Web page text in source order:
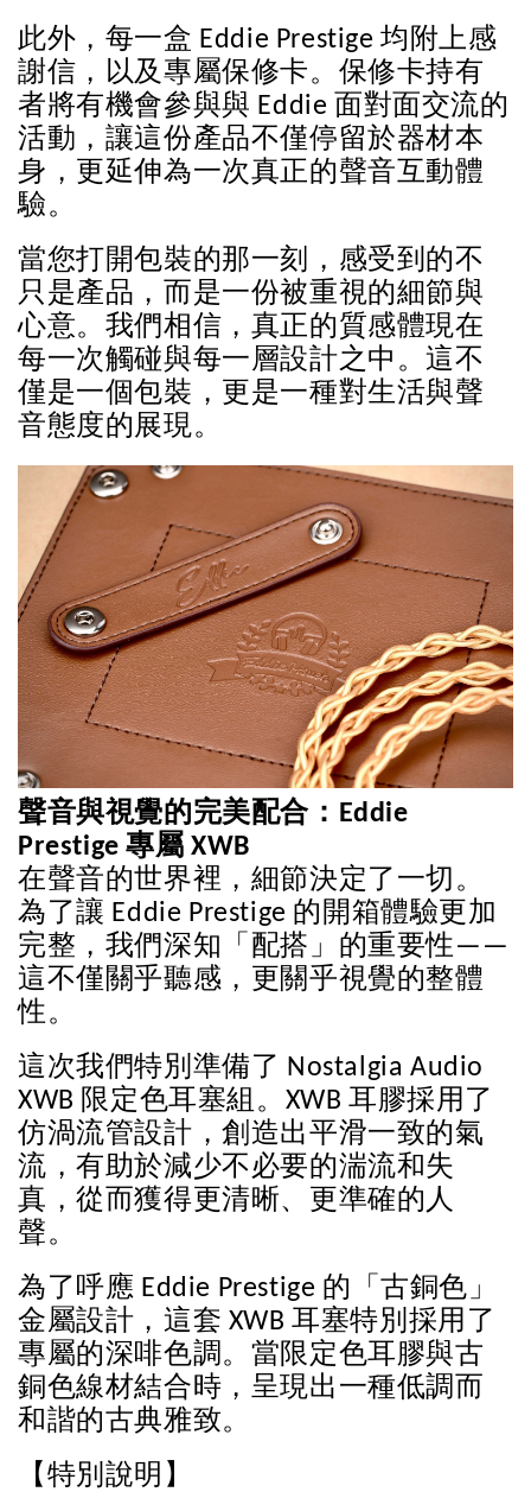
此外，每一盒 Eddie Prestige 均附上感
謝信，以及專屬保修卡。保修卡持有
者將有機會參與與 Eddie 面對面交流的
活動，讓這份產品不僅停留於器材本
身，更延伸為一次真正的聲音互動體
驗。
當您打開包裝的那一刻，感受到的不
只是產品，而是一份被重視的細節與
心意。我們相信，真正的質感體現在
每一次觸碰與每一層設計之中。這不
僅是一個包裝，更是一種對生活與聲
音態度的展現。
聲音與視覺的完美配合：Eddie
Prestige 專屬 XWB
在聲音的世界裡，細節決定了一切。
為了讓 Eddie Prestige 的開箱體驗更加
完整，我們深知「配搭」的重要性——
這不僅關乎聽感，更關乎視覺的整體
性。
這次我們特別準備了 Nostalgia Audio
XWB 限定色耳塞組。XWB 耳膠採用了
仿渦流管設計，創造出平滑一致的氣
流，有助於減少不必要的湍流和失
真，從而獲得更清晰、更準確的人
聲。
為了呼應 Eddie Prestige 的「古銅色」
金屬設計，這套 XWB 耳塞特別採用了
專屬的深啡色調。當限定色耳膠與古
銅色線材結合時，呈現出一種低調而
和諧的古典雅致。
【特別說明】